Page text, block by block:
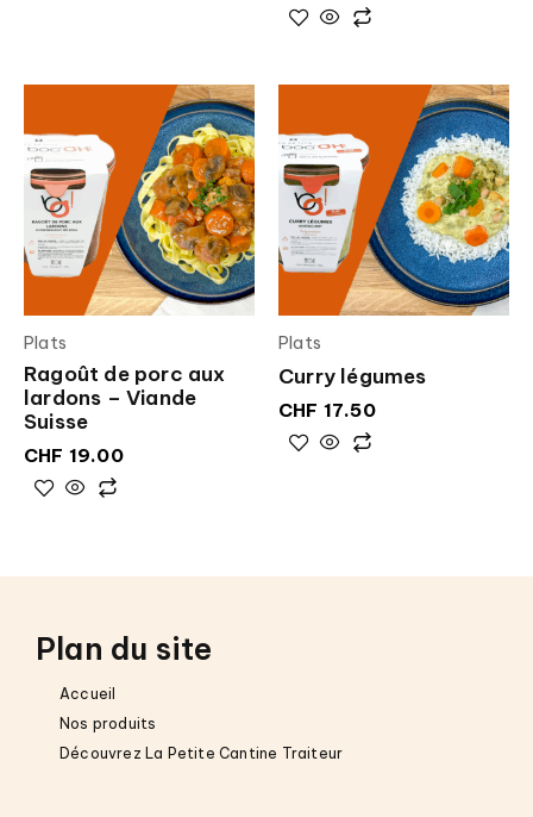
Plats
Ragoût de porc aux
lardons – Viande
Suisse
CHF 19.00
Plats
Curry légumes
CHF 17.50
Plan du site
Accueil
Nos produits
Découvrez La Petite Cantine Traiteur